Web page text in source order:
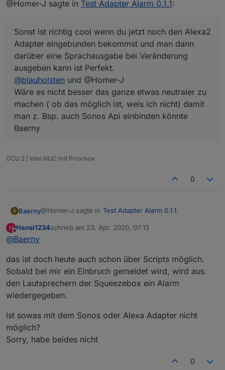
Alarm list getriggert. Soll das so sein.
darüber eine Sprachausgabe bei Veränderung
ausgeben kann ist Perfekt.
Ich denk mit dem Sayit sollte das ja schon
funktionieren.
Vielleicht könntest du ja noch etwas einbauen, wenn
bei Nachtruhe etwas ausgelöst hat und der Changes
night circuit z.B. für 60 Sekunden auf true geht, und
dann die Nachtruhe abgestellt wird auch der
Datenpunkt sofort auf false geht, da sonst die Sirene
die 60 Sekunden durch läuft.
@Homer-J sagte in Test Adapter Alarm 0.1.1:
Sonst ist richtig cool wenn du jetzt noch den Alexa2
Adapter eingebunden bekommst und man dann
darüber eine Sprachausgabe bei Veränderung
ausgeben kann ist Perfekt.
@blauholsten und @Homer-J
Wäre es nicht besser das ganze etwas neutraler zu
machen ( ob das möglich ist, weis ich nicht) damit
man z. Bsp. auch Sonos Api einbinden könnte
Baerny
CCU 2 | Intel NUC mit Proxmox
0
B Baerny@Homer-J sagte in Test Adapter Alarm 0.1.1:
dann darüber eine Sprachausgabe bei
Veränderung ausgeben kann ist Perfekt.
@blauholsten und @Homer-J
Wäre es nicht besser das ganze etwas neutraler
zu machen ( ob das möglich ist, weis ich nicht)
könnte
H
Nicht stören
Hansi1234schrieb am 23. Apr. 2020, 07:13
zuletzt editiert von
@Baerny
das ist doch heute auch schon über Scripts möglich.
Sobald bei mir ein Einbruch gemeldet wird, wird aus
den Lautsprechern der Squeezebox ein Alarm
wiedergegeben.
Ist sowas mit dem Sonos oder Alexa Adapter nicht
möglich?
Sorry, habe beides nicht
0